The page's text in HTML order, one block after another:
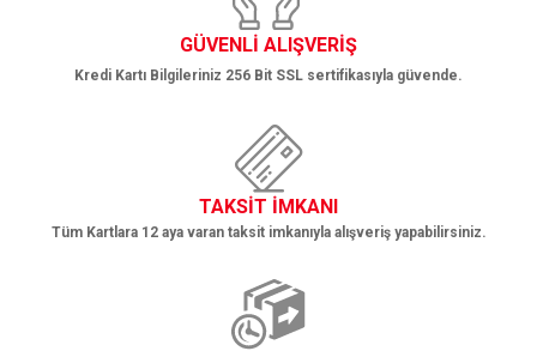
GÜVENLİ ALIŞVERİŞ
Kredi Kartı Bilgileriniz 256 Bit SSL sertifikasıyla güvende.
TAKSİT İMKANI
Tüm Kartlara 12 aya varan taksit imkanıyla alışveriş yapabilirsiniz.